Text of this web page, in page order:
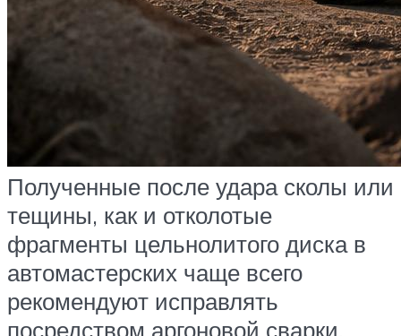
Полученные после удара сколы или
тещины, как и отколотые
фрагменты цельнолитого диска в
автомастерских чаще всего
рекомендуют исправлять
посредством аргоновой сварки.